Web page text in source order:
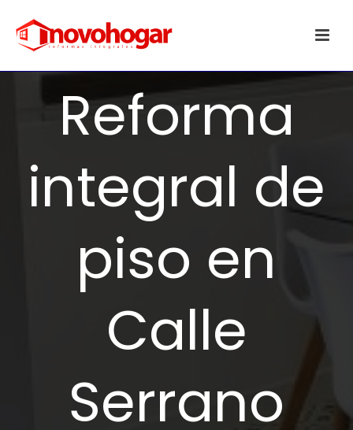
Reforma
integral de
piso en
Calle
Serrano